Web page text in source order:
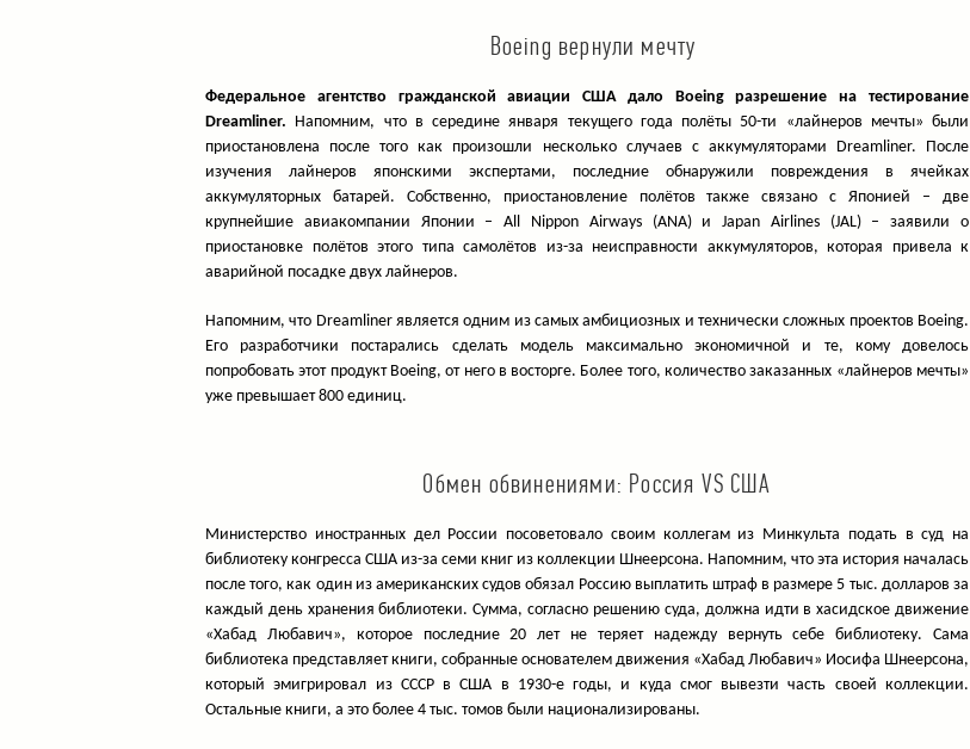
Boeing вернули мечту
Федеральное агентство гражданской авиации США дало Boeing разрешение на тестирование
Dreamliner. Напомним, что в середине января текущего года полёты 50-ти «лайнеров мечты» были
приостановлена после того как произошли несколько случаев с аккумуляторами Dreamliner. После
изучения лайнеров японскими экспертами, последние обнаружили повреждения в ячейках
аккумуляторных батарей. Собственно, приостановление полётов также связано с Японией – две
крупнейшие авиакомпании Японии – All Nippon Airways (ANA) и Japan Airlines (JAL) – заявили о
приостановке полётов этого типа самолётов из-за неисправности аккумуляторов, которая привела к
аварийной посадке двух лайнеров.
Напомним, что Dreamliner является одним из самых амбициозных и технически сложных проектов Boeing.
Его разработчики постарались сделать модель максимально экономичной и те, кому довелось
попробовать этот продукт Boeing, от него в восторге. Более того, количество заказанных «лайнеров мечты»
уже превышает 800 единиц.
Обмен обвинениями: Россия VS США
Министерство иностранных дел России посоветовало своим коллегам из Минкульта подать в суд на
библиотеку конгресса США из-за семи книг из коллекции Шнеерсона. Напомним, что эта история началась
после того, как один из американских судов обязал Россию выплатить штраф в размере 5 тыс. долларов за
каждый день хранения библиотеки. Сумма, согласно решению суда, должна идти в хасидское движение
«Хабад Любавич», которое последние 20 лет не теряет надежду вернуть себе библиотеку. Сама
библиотека представляет книги, собранные основателем движения «Хабад Любавич» Иосифа Шнеерсона,
который эмигрировал из СССР в США в 1930-е годы, и куда смог вывезти часть своей коллекции.
Остальные книги, а это более 4 тыс. томов были национализированы.